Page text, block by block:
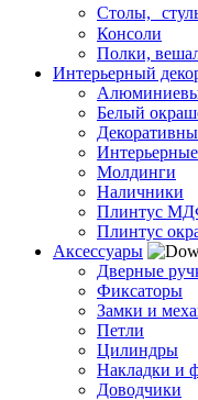
Столы,
Консоли
Полки,
Интерьерный
Белый
Молдинги
Наличники
Плинтус
Плинтус
Аксессуары
Дверные
Фиксаторы
Замки и
Петли
Цилиндры
Накладки и
Доводчики